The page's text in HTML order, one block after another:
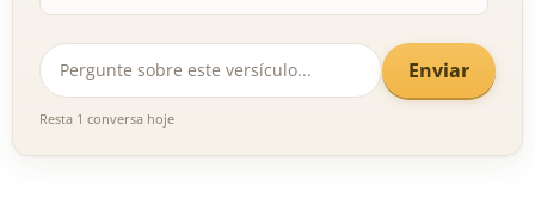
Enviar
Resta 1 conversa hoje